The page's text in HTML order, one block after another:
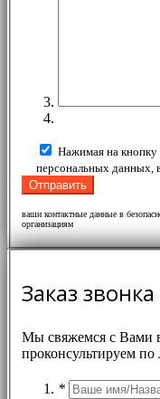
Нажимая на кнопку
персональных данных,
ваши контактные данные в
организациям
Заказ звонка
Мы свяжемся с Вами
проконсультируем
*